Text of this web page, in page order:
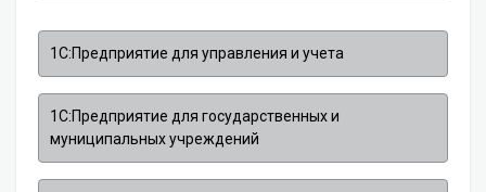
1С:Предприятие для управления и учета
1С:Предприятие для государственных и
муниципальных учреждений